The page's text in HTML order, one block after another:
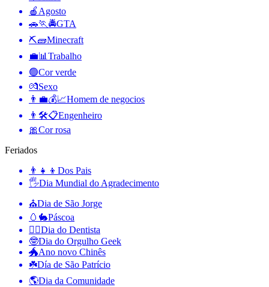
🍎 Agosto
🚗🏃🚔GTA
⛏🧱Minecraft
💼📊 Trabalho
🟢Cor verde
💏Sexo
👨‍💼💰📈Homem de negocios
👨🛠📋Engenheiro
🎀Cor rosa
Feriados
👨‍👧‍👦 Dos Pais
🖐Dia Mundial do Agradecimento
⛪️Dia de São Jorge
🥚🐇Páscoa
👨‍⚕️Dia do Dentista
🤓Dia do Orgulho Geek
🐲Ano novo Chinês
☘️Día de São Patrício
🌎Dia da Comunidade